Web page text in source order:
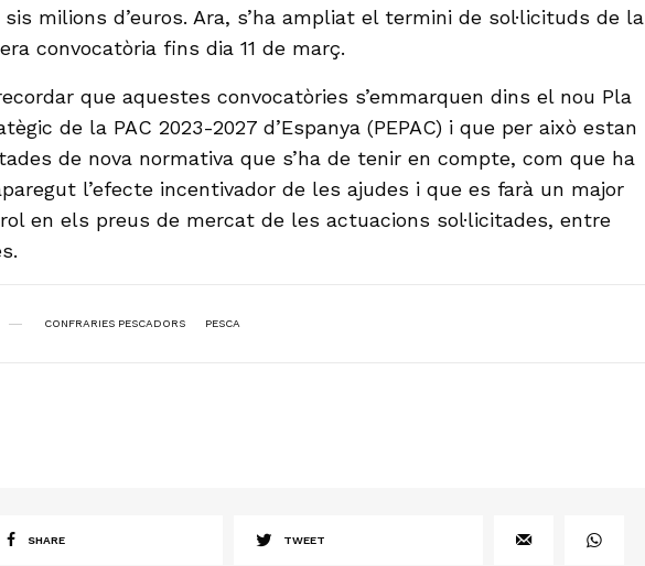
milions d’euros. Ara, s’ha ampliat el termini de sol·licituds de la
convocatòria fins dia 11 de març.
que aquestes convocatòries s’emmarquen dins el nou Pla
de la PAC 2023-2027 d’Espanya (PEPAC) i que per això estan
de nova normativa que s’ha de tenir en compte, com que ha
l’efecte incentivador de les ajudes i que es farà un major
en els preus de mercat de les actuacions sol·licitades, entre
CONFRARIES PESCADORS PESCA
SHARE TWEET